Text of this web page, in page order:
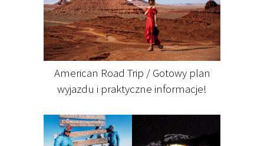
American Road Trip / Gotowy plan
wyjazdu i praktyczne informacje!